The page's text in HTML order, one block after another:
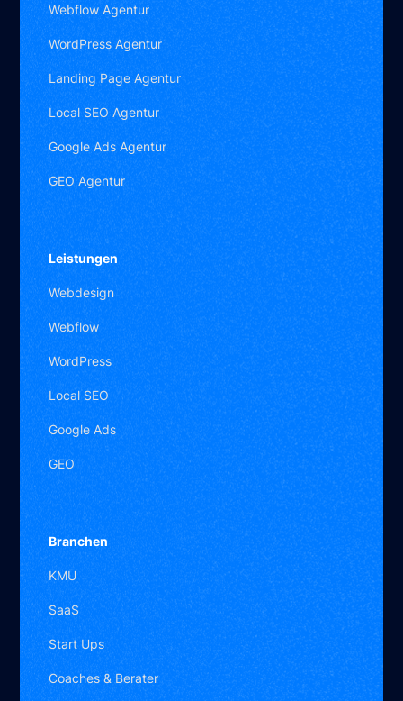
Webflow Agentur
WordPress Agentur
Landing Page Agentur
Local SEO Agentur
Google Ads Agentur
GEO Agentur
Leistungen
Webdesign
Webflow
WordPress
Local SEO
Google Ads
GEO
Branchen
KMU
SaaS
Start Ups
Coaches & Berater